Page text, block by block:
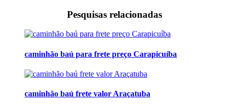
Pesquisas relacionadas
caminhão baú para frete preço Carapicuíba
caminhão baú frete valor Araçatuba